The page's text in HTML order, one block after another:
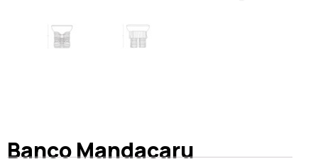
Banco Mandacaru